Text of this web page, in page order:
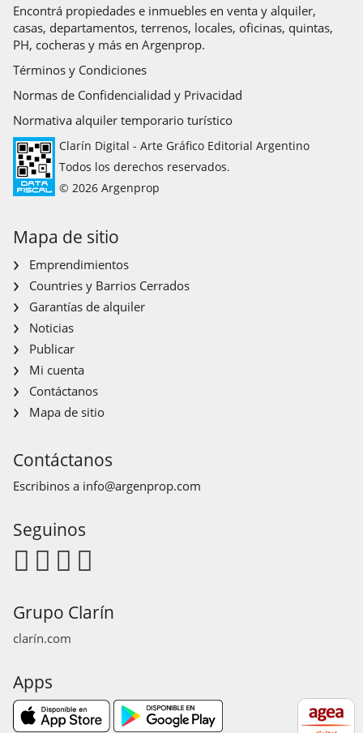
Encontrá propiedades e inmuebles en venta y alquiler,
casas, departamentos, terrenos, locales, oficinas, quintas,
PH, cocheras y más en Argenprop.
Términos y Condiciones
Normas de Confidencialidad y Privacidad
Normativa alquiler temporario turístico
Clarín Digital - Arte Gráfico Editorial Argentino
Todos los derechos reservados.
© 2026 Argenprop
Mapa de sitio
Emprendimientos
Countries y Barrios Cerrados
Garantías de alquiler
Noticias
Publicar
Mi cuenta
Contáctanos
Mapa de sitio
Contáctanos
Escribinos a info@argenprop.com
Seguinos
Grupo Clarín
clarín.com
Apps